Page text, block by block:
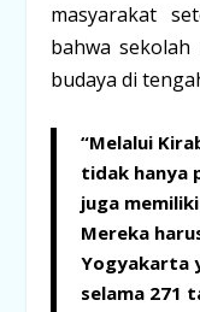
masyarakat
bahwa
budaya di
“Melalui
tidak hanya
juga
Mereka
Yogyakarta
selama 271